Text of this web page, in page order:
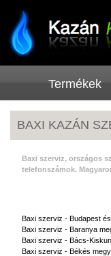
Termékek
BAXI KAZÁN
Baxi szerviz, országos
telefonszámok.
Baxi szerviz - Budapest
Baxi szerviz - Baranya
Baxi szerviz - Bács-
Baxi szerviz - Békés